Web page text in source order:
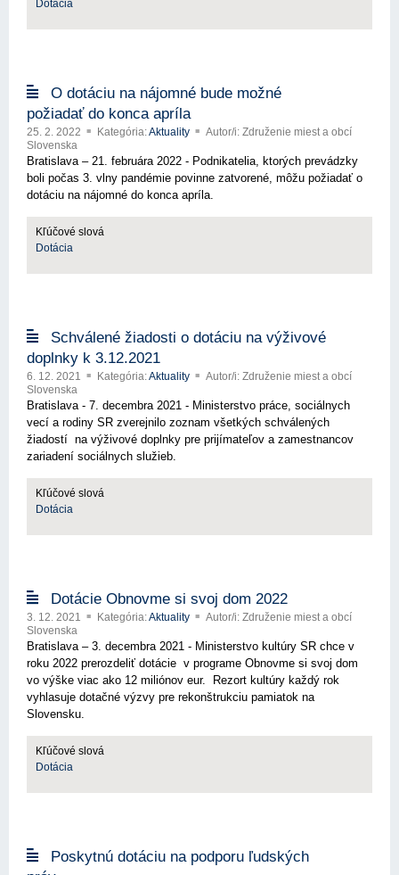
Dotácia
O dotáciu na nájomné bude možné
požiadať do konca apríla
25. 2. 2022 Kategória:Aktuality
Autor/i: Združenie miest a obcí
Slovenska
Bratislava – 21. februára 2022 - Podnikatelia, ktorých prevádzky
boli počas 3. vlny pandémie povinne zatvorené, môžu požiadať o
dotáciu na nájomné do konca apríla.
Kľúčové slová
Dotácia
Schválené žiadosti o dotáciu na výživové
doplnky k 3.12.2021
6. 12. 2021 Kategória:Aktuality
Autor/i: Združenie miest a obcí
Slovenska
Bratislava - 7. decembra 2021 - Ministerstvo práce, sociálnych
vecí a rodiny SR zverejnilo zoznam všetkých schválených
žiadostí na výživové doplnky pre prijímateľov a zamestnancov
zariadení sociálnych služieb.
Kľúčové slová
Dotácia
Dotácie Obnovme si svoj dom 2022
3. 12. 2021 Kategória:Aktuality
Autor/i: Združenie miest a obcí
Slovenska
Bratislava – 3. decembra 2021 - Ministerstvo kultúry SR chce v
roku 2022 prerozdeliť dotácie v programe Obnovme si svoj dom
vo výške viac ako 12 miliónov eur. Rezort kultúry každý rok
vyhlasuje dotačné výzvy pre rekonštrukciu pamiatok na
Slovensku.
Kľúčové slová
Dotácia
Poskytnú dotáciu na podporu ľudských